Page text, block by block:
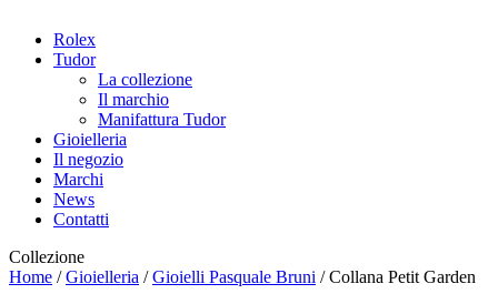
Rolex
Tudor
La collezione
Il marchio
Manifattura Tudor
Gioielleria
Il negozio
Marchi
News
Contatti
Collezione
Home /Gioielleria /Gioielli Pasquale Bruni / Collana Petit Garden